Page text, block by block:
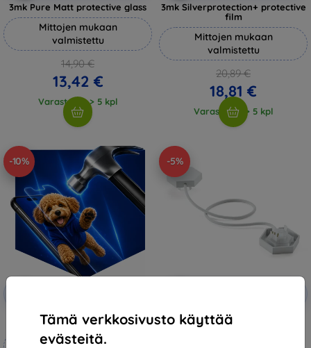
Tämä verkkosivusto käyttää
evästeitä.
3mk Pure Matt protective glass
Mittojen mukaan
valmistettu
14,90 €
13,42 €
Varastossa > 5 kpl
3mk Silverprotection+ protective
film
Mittojen mukaan
valmistettu
20,89 €
18,81 €
Varastossa > 5 kpl
-10%
3mk Hammer protective film
Mittojen mukaan
-5%
Nanoleaf Lines Flexible
Connector 3 Pcs (NC59-0004)